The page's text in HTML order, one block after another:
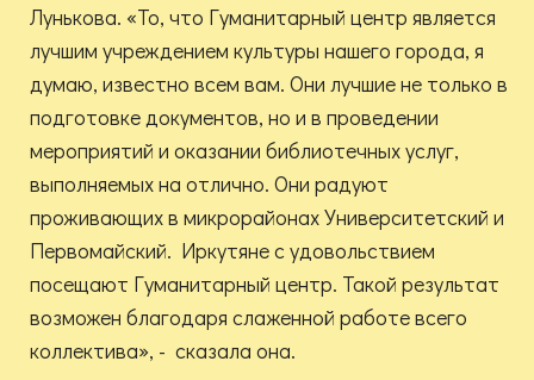
Лунькова. «То, что Гуманитарный центр является
лучшим учреждением культуры нашего города, я
думаю, известно всем вам. Они лучшие не только в
подготовке документов, но и в проведении
мероприятий и оказании библиотечных услуг,
выполняемых на отлично. Они радуют
проживающих в микрорайонах Университетский и
Первомайский. Иркутяне с удовольствием
посещают Гуманитарный центр. Такой результат
возможен благодаря слаженной работе всего
коллектива», - сказала она.